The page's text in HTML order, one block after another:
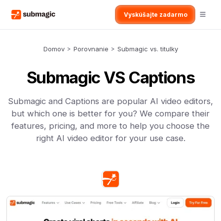
Vyskúšajte zadarmo
Domov > Porovnanie > Submagic vs. titulky
Submagic VS Captions
Submagic and Captions are popular AI video editors,
but which one is better for you? We compare their
features, pricing, and more to help you choose the
right AI video editor for your use case.